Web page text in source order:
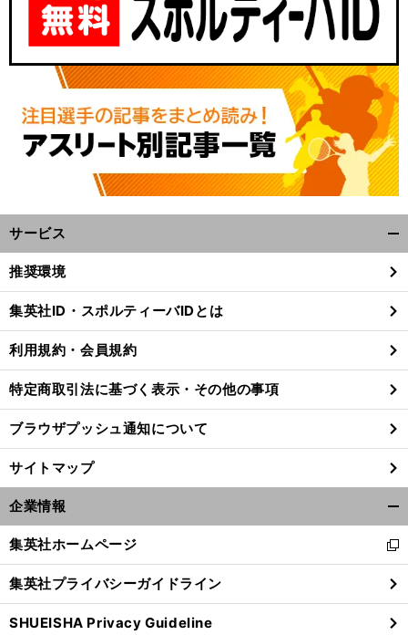
サービス
閉
る
推奨環境
集英社ID・スポルティーバIDとは
利用規約・会員規約
特定商取引法に基づく表示・その他の事項
ブラウザプッシュ通知について
サイトマップ
企業情報
閉
る
集英社ホームページ
新
し
い
ウ
ィ
集英社プライバシーガイドライン
SHUEISHA Privacy Guideline